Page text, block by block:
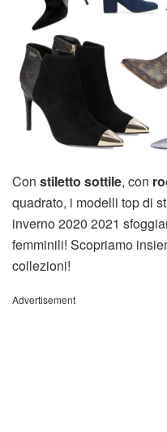
Con stiletto sottile, con
quadrato, i modelli top di
inverno 2020 2021
femminili! Scopriamo
collezioni!
Advertisement